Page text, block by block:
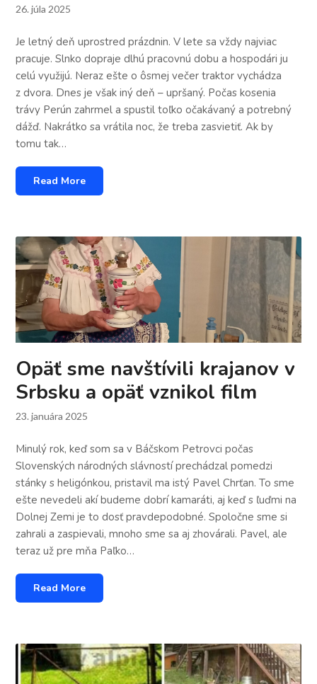
26. júla 2025
Je letný deň uprostred prázdnin. V lete sa vždy najviac
pracuje. Slnko dopraje dlhú pracovnú dobu a hospodári ju
celú využijú. Neraz ešte o ôsmej večer traktor vychádza
z dvora. Dnes je však iný deň – upršaný. Počas kosenia
trávy Perún zahrmel a spustil toľko očakávaný a potrebný
dážď. Nakrátko sa vrátila noc, že treba zasvietiť. Ak by
tomu tak…
Read More
Opäť sme navštívili krajanov v
Srbsku a opäť vznikol film
23. januára 2025
Minulý rok, keď som sa v Báčskom Petrovci počas
Slovenských národných slávností prechádzal pomedzi
stánky s heligónkou, pristavil ma istý Pavel Chrťan. To sme
ešte nevedeli akí budeme dobrí kamaráti, aj keď s ľuďmi na
Dolnej Zemi je to dosť pravdepodobné. Spoločne sme si
zahrali a zaspievali, mnoho sme sa aj zhovárali. Pavel, ale
teraz už pre mňa Paľko…
Read More